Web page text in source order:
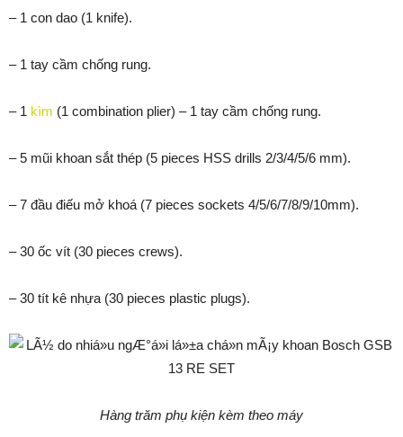
– 1 con dao (1 knife).
– 1 tay cầm chống rung.
– 1 kìm (1 combination plier) – 1 tay cầm chống rung.
– 5 mũi khoan sắt thép (5 pieces HSS drills 2/3/4/5/6 mm).
– 7 đầu điếu mở khoá (7 pieces sockets 4/5/6/7/8/9/10mm).
– 30 ốc vít (30 pieces crews).
– 30 tít kê nhựa (30 pieces plastic plugs).
Hàng trăm phụ kiện kèm theo máy